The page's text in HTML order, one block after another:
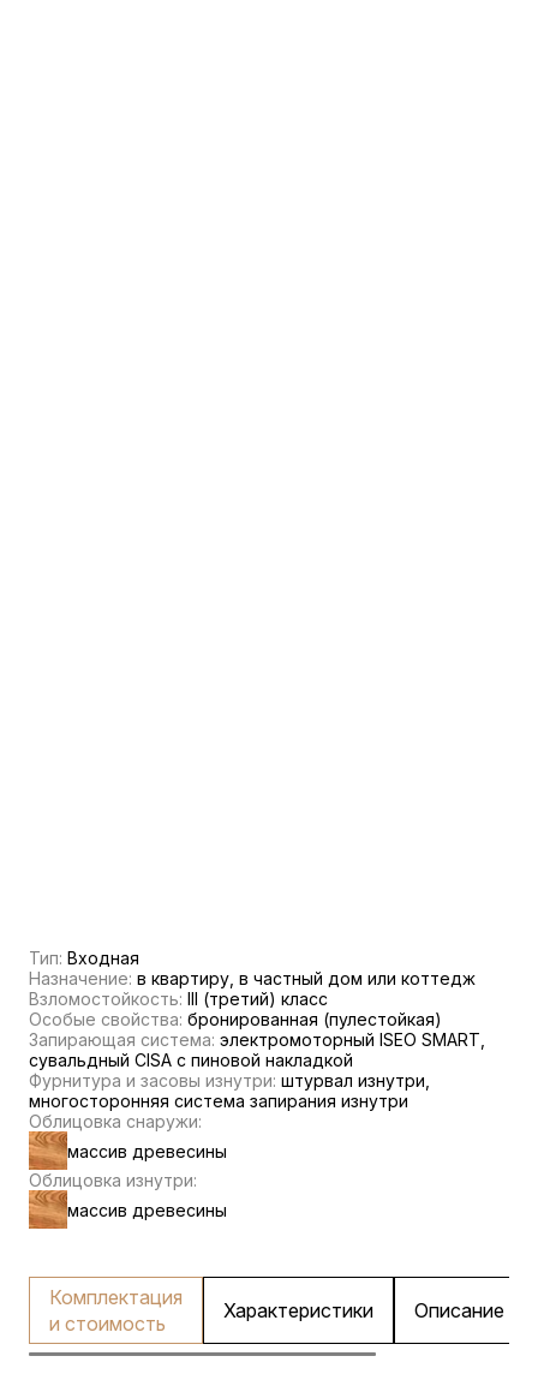
Тип: Входная
Назначение: в квартиру, в частный дом или коттедж
Взломостойкость: III (третий) класс
Особые свойства: бронированная (пулестойкая)
Запирающая система: электромоторный ISEO SMART,
сувальдный CISA c пиновой накладкой
Фурнитура и засовы изнутри: штурвал изнутри,
многосторонняя система запирания изнутри
Облицовка снаружи:
массив древесины
Облицовка изнутри:
массив древесины
Комплектация
и стоимость
Характеристики Описание